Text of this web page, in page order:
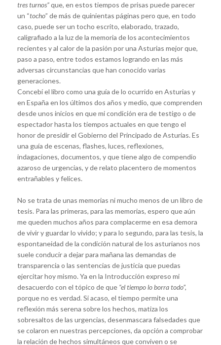
tres turnos”que, en estos tiempos de prisas puede parecer
un “tocho” de más de quinientas páginas pero que, en todo
caso, puede ser un tocho escrito, elaborado, trazado,
caligrafiado a la luz de la memoria de los acontecimientos
recientes y al calor de la pasión por una Asturias mejor que,
paso a paso, entre todos estamos logrando en las más
adversas circunstancias que han conocido varias
generaciones.
Concebí el libro como una guía de lo ocurrido en Asturias y
en España en los últimos dos años y medio, que comprenden
desde unos inicios en que mi condición era de testigo o de
espectador hasta los tiempos actuales en que tengo el
honor de presidir el Gobierno del Principado de Asturias. Es
una guía de escenas, flashes, luces, reflexiones,
indagaciones, documentos, y que tiene algo de compendio
azaroso de urgencias, y de relato placentero de momentos
entrañables y felices.
No se trata de unas memorias ni mucho menos de un libro de
tesis. Para las primeras, para las memorias, espero que aún
me queden muchos años para complacerme en esa demora
de vivir y guardar lo vivido; y para lo segundo, para las tesis, la
espontaneidad de la condición natural de los asturianos nos
suele conducir a dejar para mañana las demandas de
transparencia o las sentencias de justicia que puedas
ejercitar hoy mismo. Ya en la Introducción expreso mi
desacuerdo con el tópico de que “el tiempo lo borra todo”,
porque no es verdad. Si acaso, el tiempo permite una
reflexión más serena sobre los hechos, matiza los
sobresaltos de las urgencias, desenmascara falsedades que
se colaron en nuestras percepciones, da opción a comprobar
la relación de hechos simultáneos que conviven o se